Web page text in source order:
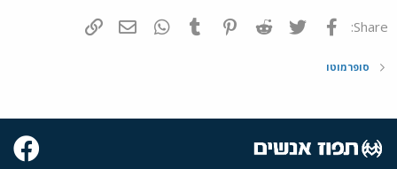
Share: פייסבוק Twitter
Reddit
Pinterest
Tumblr
WhatsAppדואר אלקטרוני
סופרמוטו